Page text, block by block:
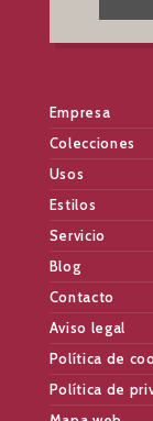
Empresa
Colecciones
Usos
Estilos
Servicio
Blog
Contacto
Aviso legal
Política de
Política de